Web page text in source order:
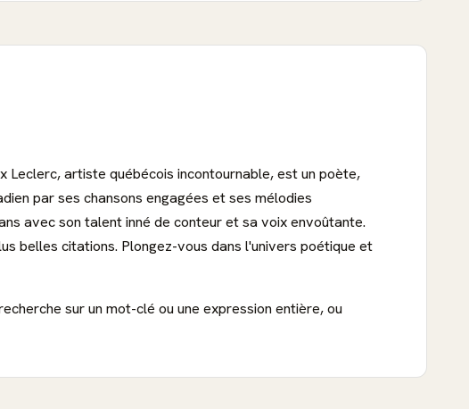
Leclerc, artiste québécois incontournable, est un poète,
par ses chansons engagées et ses mélodies
avec son talent inné de conteur et sa voix envoûtante.
belles citations. Plongez-vous dans l'univers poétique et
sur un mot-clé ou une expression entière, ou